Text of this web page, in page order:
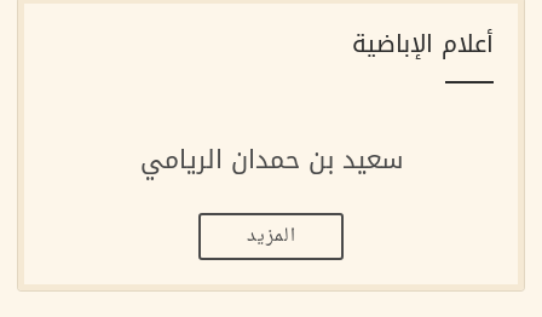
أعلام الإباضية
سعيد بن حمدان الريامي
المزيد